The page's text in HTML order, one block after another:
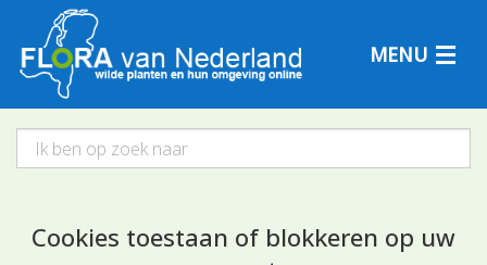
MENU
Cookies toestaan of blokkeren op uw